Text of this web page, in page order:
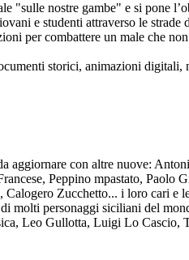
"sulle nostre gambe" e si pone
e studenti attraverso le
per combattere un male che
storici, animazioni
aggiornare con altre nuove:
Peppino mpastato,
Calogero Zucchetto... i loro cari e
molti personaggi siciliani del
Leo Gullotta, Luigi Lo Cascio,